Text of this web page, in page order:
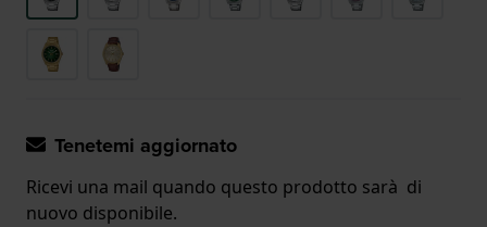
Tenetemi aggiornato
Ricevi una mail quando questo prodotto sarà di
nuovo disponibile.